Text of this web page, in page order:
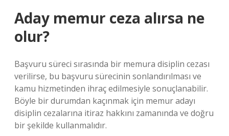
Aday memur ceza alırsa ne
olur?
Başvuru süreci sırasında bir memura disiplin cezası
verilirse, bu başvuru sürecinin sonlandırılması ve
kamu hizmetinden ihraç edilmesiyle sonuçlanabilir.
Böyle bir durumdan kaçınmak için memur adayı
disiplin cezalarına itiraz hakkını zamanında ve doğru
bir şekilde kullanmalıdır.